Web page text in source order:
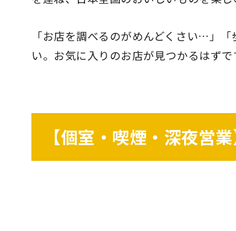
「お店を調べるのがめんどくさい…」
い。お気に入りのお店が見つかるはずで
【個室・喫煙・深夜営